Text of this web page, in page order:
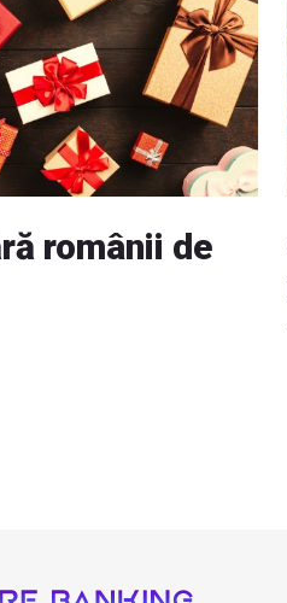
românii de